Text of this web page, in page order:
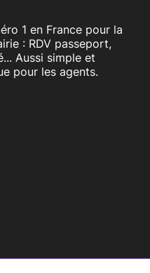
1 en France pour la
: RDV passeport,
Aussi simple et
pour les agents.